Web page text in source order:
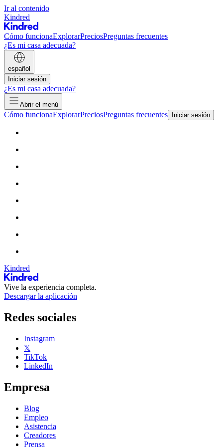
Ir al contenido
Kindred
Cómo funcionaExplorarPreciosPreguntas frecuentes
¿Es mi casa adecuada?
español
Iniciar sesión
¿Es mi casa adecuada?
Abrir el menú
Cómo funcionaExplorarPreciosPreguntas frecuentes Iniciar sesión
Kindred
Vive la experiencia completa.
Descargar la aplicación
Redes sociales
Instagram
𝕏
TikTok
LinkedIn
Empresa
Blog
Empleo
Asistencia
Creadores
Prensa